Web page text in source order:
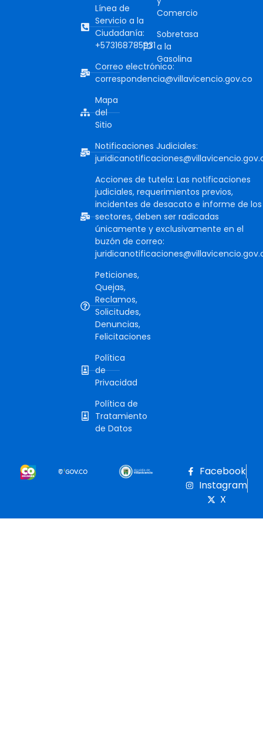
Línea de
Servicio a la
Ciudadanía:
+573168785931
Correo electrónico:
correspondencia@villavicencio.gov.co
Mapa
del
Sitio
Notificaciones Judiciales:
Acciones de tutela: Las notificaciones
judiciales, requerimientos previos,
incidentes de desacato e informe de los
sectores, deben ser radicadas
únicamente y exclusivamente en el
buzón de correo:
Peticiones,
Quejas,
Reclamos,
Solicitudes,
Denuncias,
Felicitaciones
Política
de
Privacidad
Política de
Tratamiento
de Datos
Comercio
Sobretasa
a la
Gasolina
Facebook
Instagram
X